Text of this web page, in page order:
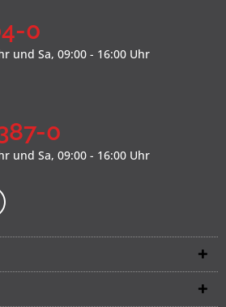
0
und Sa, 09:00 - 16:00 Uhr
0
und Sa, 09:00 - 16:00 Uhr